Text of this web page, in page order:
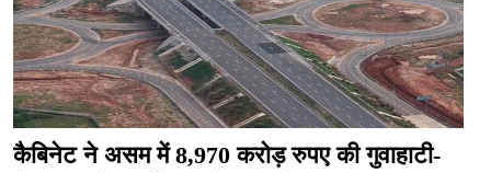
कैबिनेट ने असम में 8,970 करोड़ रुपए की गुवाहाटी-